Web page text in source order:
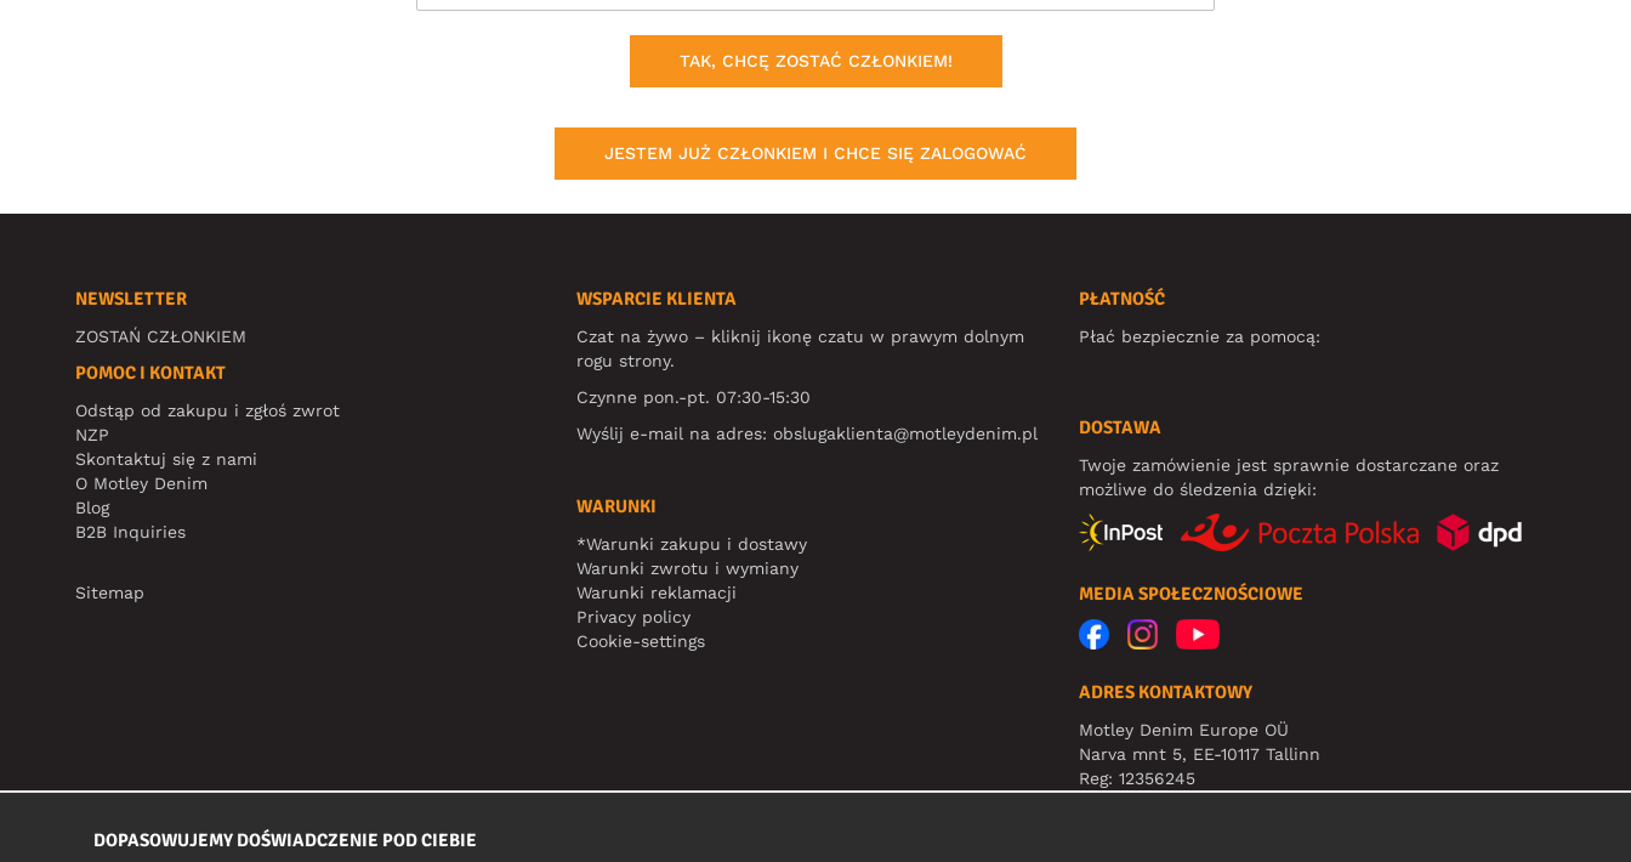
TAK, CHCĘ ZOSTAĆ CZŁONKIEM!
JESTEM JUŻ CZŁONKIEM I CHCE SIĘ ZALOGOWAĆ
NEWSLETTER
ZOSTAŃ CZŁONKIEM
POMOC I KONTAKT
Odstąp od zakupu i zgłoś zwrot
NZP
Skontaktuj się z nami
O Motley Denim
Blog
B2B Inquiries
Sitemap
WSPARCIE KLIENTA
Czat na żywo – kliknij ikonę czatu w prawym dolnym
rogu strony.
Czynne pon.-pt. 07:30-15:30
Wyślij e-mail na adres:obslugaklienta@motleydenim.pl
WARUNKI
*Warunki zakupu i dostawy
Warunki zwrotu i wymiany
Warunki reklamacji
Privacy policy
Cookie-settings
PŁATNOŚĆ
Płać bezpiecznie za pomocą:
DOSTAWA
Twoje zamówienie jest sprawnie dostarczane oraz
możliwe do śledzenia dzięki:
MEDIA SPOŁECZNOŚCIOWE
ADRES KONTAKTOWY
Motley Denim Europe OÜ
Narva mnt 5, EE-10117 Tallinn
Reg: 12356245
DOPASOWUJEMY DOŚWIADCZENIE POD CIEBIE